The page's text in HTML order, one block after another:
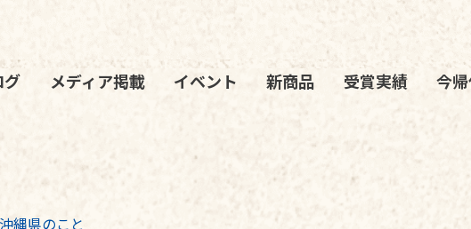
グ メディア掲載 イベント 新商品 受賞実績 今
縄県のこと